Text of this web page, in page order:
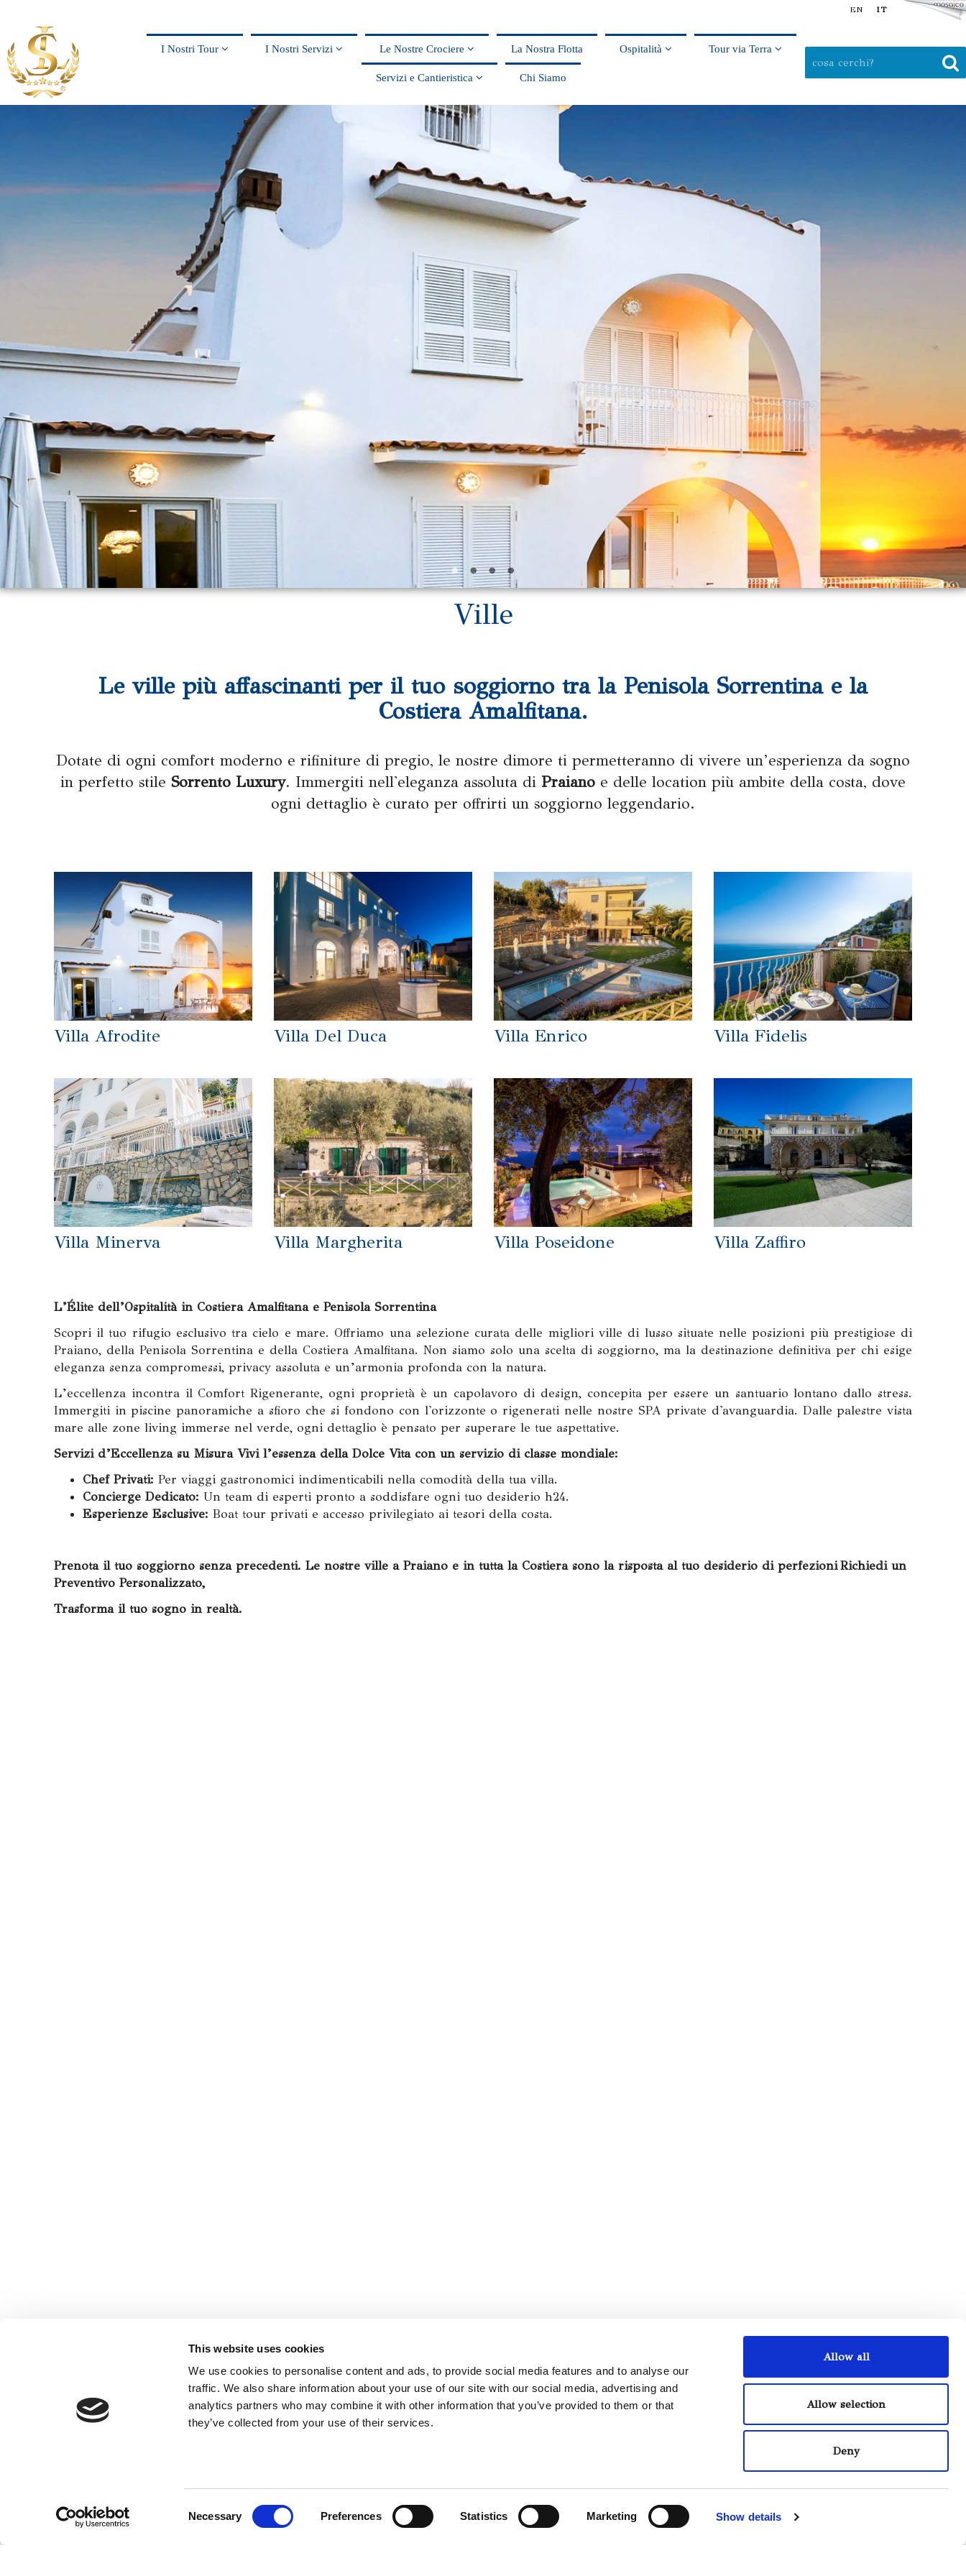
This website uses cookies
We use cookies to personalise content and ads, to provide social media features and to analyse our
traffic. We also share information about your use of our site with our social media, advertising and
analytics partners who may combine it with other information that you’ve provided to them or that
they’ve collected from your use of their services.
Necessary Preferences Statistics Marketing Show details
Allow all
Allow selection
Deny
EN IT
I Nostri Tour I Nostri Servizi Le Nostre Crociere La Nostra Flotta Ospitalità Tour via Terra
Servizi e Cantieristica Chi Siamo
Ville
Le ville più affascinanti per il tuo soggiorno tra la Penisola Sorrentina e la
Costiera Amalfitana.
Dotate di ogni comfort moderno e rifiniture di pregio, le nostre dimore ti permetteranno di vivere un’esperienza da sogno
in perfetto stile Sorrento Luxury. Immergiti nell'eleganza assoluta di Praiano e delle location più ambite della costa, dove
ogni dettaglio è curato per offrirti un soggiorno leggendario.
Villa Afrodite Villa Del Duca Villa Enrico Villa Fidelis
Villa Minerva Villa Margherita Villa Poseidone Villa Zaffiro
L’Élite dell’Ospitalità in Costiera Amalfitana e Penisola Sorrentina
Scopri il tuo rifugio esclusivo tra cielo e mare. Offriamo una selezione curata delle migliori ville di lusso situate nelle posizioni più prestigiose di
Praiano, della Penisola Sorrentina e della Costiera Amalfitana. Non siamo solo una scelta di soggiorno, ma la destinazione definitiva per chi esige
eleganza senza compromessi, privacy assoluta e un’armonia profonda con la natura.
L’eccellenza incontra il Comfort Rigenerante, ogni proprietà è un capolavoro di design, concepita per essere un santuario lontano dallo stress.
Immergiti in piscine panoramiche a sfioro che si fondono con l'orizzonte o rigenerati nelle nostre SPA private d'avanguardia. Dalle palestre vista
mare alle zone living immerse nel verde, ogni dettaglio è pensato per superare le tue aspettative.
Servizi d’Eccellenza su Misura Vivi l’essenza della Dolce Vita con un servizio di classe mondiale:
Chef Privati: Per viaggi gastronomici indimenticabili nella comodità della tua villa.
Concierge Dedicato: Un team di esperti pronto a soddisfare ogni tuo desiderio h24.
Esperienze Esclusive: Boat tour privati e accesso privilegiato ai tesori della costa.
Prenota il tuo soggiorno senza precedenti. Le nostre ville a Praiano e in tutta la Costiera sono la risposta al tuo desiderio di perfezioni Richiedi un
Preventivo Personalizzato,
Trasforma il tuo sogno in realtà.
Questo sito utilizza i cookie anche di terze
parti per migliorare l’esperienza utente e per
fini statistici. Continuando acconsenti all’uso dei
cookie.Maggiori informazioni